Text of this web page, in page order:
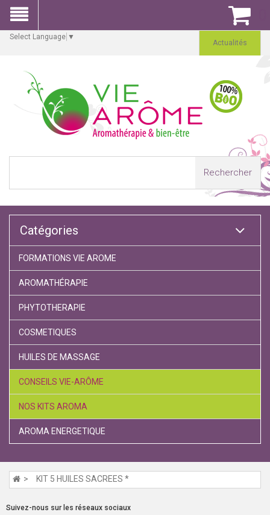
Select Language ▼
Actualités
Rechercher
Catégories
FORMATIONS VIE AROME
AROMATHÉRAPIE
PHYTOTHERAPIE
COSMETIQUES
HUILES DE MASSAGE
CONSEILS VIE-ARÔME
NOS KITS AROMA
AROMA ENERGETIQUE
KIT 5 HUILES SACREES *
Suivez-nous sur les réseaux sociaux